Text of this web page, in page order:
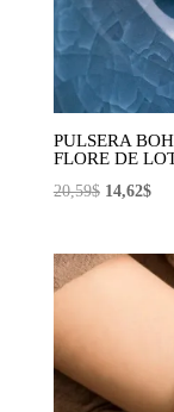
PULSERA
FLORE DE
20,59$ El
era:
14,62$El
es: